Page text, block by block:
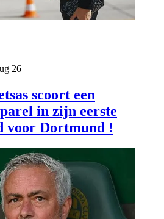
26
scoort een
in zijn eerste
voor Dortmund !